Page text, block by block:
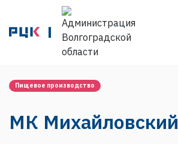
Пищевое производство
МК Михайловский